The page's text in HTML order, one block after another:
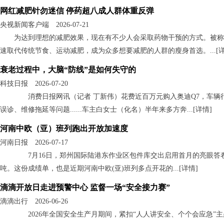
网红减肥针勿迷信 停药超八成人群体重反弹
央视新闻客户端 2026-07-21
为达到理想的减肥效果，现在有不少人会采取药物干预的方式。被
速取代传统节食、运动减肥，成为众多想要减肥的人群的瘦身首选。...[
衰老过程中，大脑“防线”是如何失守的
科技日报 2026-07-20
消费日报网讯（记者 丁新伟）花费近百万元购入奥迪Q7，车辆
误诊、维修拖延等问题......车主白女士（化名）半年来多方奔...[详情]
河南中欧（亚）班列跑出开放加速度
河南日报 2026-07-17
7月16日，郑州国际陆港东作业区包件库交出启用首月的亮眼答
吨。这份成绩单，也是近期河南中欧(亚)班列多点开花的...[详情]
滴滴开放日走进预警中心 监督一场“安全接力赛”
滴滴出行 2026-06-26
2026年全国安全生产月期间，紧扣“人人讲安全、个个会应急